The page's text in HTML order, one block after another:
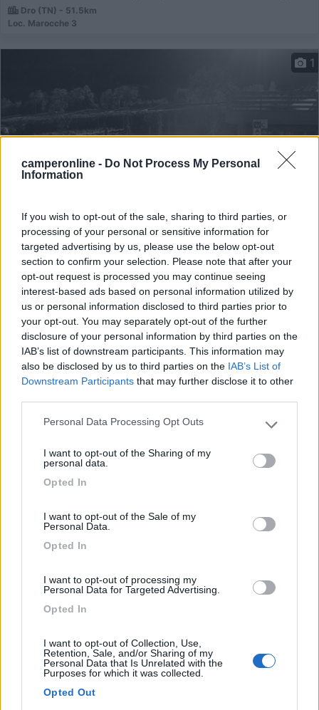
camperonline - Do Not Process My Personal
Information
If you wish to opt-out of the sale, sharing to third parties, or
processing of your personal or sensitive information for
targeted advertising by us, please use the below opt-out
section to confirm your selection. Please note that after your
opt-out request is processed you may continue seeing
interest-based ads based on personal information utilized by
us or personal information disclosed to third parties prior to
your opt-out. You may separately opt-out of the further
disclosure of your personal information by third parties on the
IAB’s list of downstream participants. This information may
also be disclosed by us to third parties on the IAB’s List of
Downstream Participants that may further disclose it to other
Please note that this website/app uses one or more Google
not limited to your visit or usage behaviour. You may click to
grant or deny consent to Google and its third-party tags to
use your data for below specified purposes in below Google
Personal Data Processing Opt Outs
I want to opt-out of the Sharing of my
personal data.
Opted In
I want to opt-out of the Sale of my
Personal Data.
Opted In
I want to opt-out of processing my
Personal Data for Targeted Advertising.
Opted In
I want to opt-out of Collection, Use,
Retention, Sale, and/or Sharing of my
Personal Data that Is Unrelated with the
Purposes for which it was collected.
Opted Out
Dro (TN) - 51.5km
Loc. Marocche 3
Area di sosta (AA)
1
Agricampeggio Paradiso Terrestre
8,3 19
Servizi / Posizione
Area di sosta (PS)
Agriturismo Benuzzi Oberhoffer